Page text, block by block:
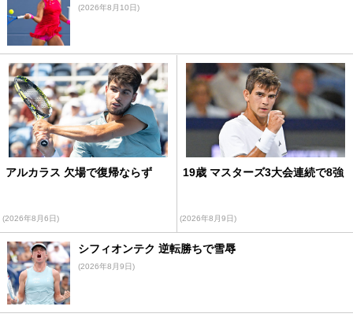
(2026年8月10日)
アルカラス 欠場で復帰ならず
(2026年8月6日)
19歳 マスターズ3大会連続で8強
(2026年8月9日)
シフィオンテク 逆転勝ちで雪辱
(2026年8月9日)